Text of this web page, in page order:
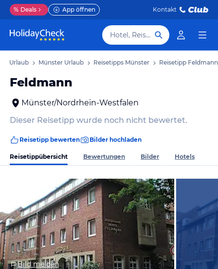
% Deals App öffnen Kontakt
Hotel, Reiseziel
Urlaub Münster Urlaub Reisetipps Münster Reisetipp Feldmann
Feldmann
Münster/Nordrhein-Westfalen
Dieser Reisetipp wurde noch nicht bewertet.
Reisetipp bewerten Bilder hochladen
Reisetippübersicht Bewertungen Bilder Hotels
Bild melden